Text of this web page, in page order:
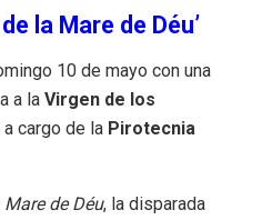
la Mare de Déu’
10 de mayo con una
a la Virgen de los
cargo de la Pirotecnia
de Déu, la disparada